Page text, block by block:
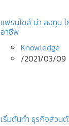
แฟรนไชส์ น่า ลงทุน
อาชีพ
Knowledge
/2021/03/09
เริ่มต้นทํา ธุรกิจส่วนตั